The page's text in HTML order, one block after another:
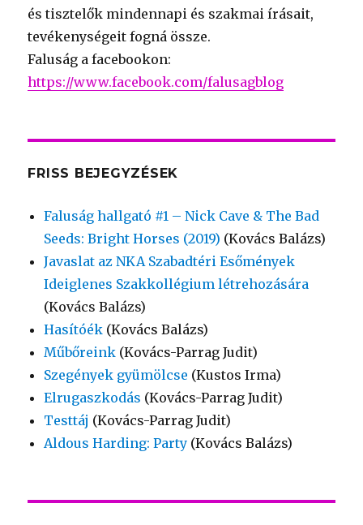
és tisztelők mindennapi és szakmai írásait,
tevékenységeit fogná össze.
Faluság a facebookon:
https://www.facebook.com/falusagblog
FRISS BEJEGYZÉSEK
Faluság hallgató #1 – Nick Cave & The Bad
Seeds: Bright Horses (2019) (Kovács Balázs)
Javaslat az NKA Szabadtéri Esőmények
Ideiglenes Szakkollégium létrehozására
(Kovács Balázs)
Hasítóék (Kovács Balázs)
Műbőreink (Kovács-Parrag Judit)
Szegények gyümölcse (Kustos Irma)
Elrugaszkodás (Kovács-Parrag Judit)
Testtáj (Kovács-Parrag Judit)
Aldous Harding: Party (Kovács Balázs)